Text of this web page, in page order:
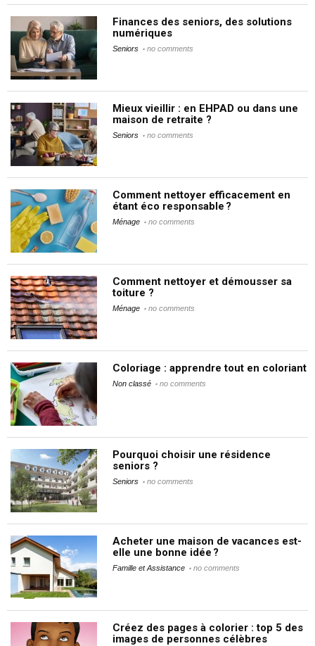
Finances des seniors, des solutions
numériques
Seniors no comments
Mieux vieillir : en EHPAD ou dans une
maison de retraite ?
Seniors no comments
Comment nettoyer efficacement en
étant éco responsable ?
Ménage no comments
Comment nettoyer et démousser sa
toiture ?
Ménage no comments
Coloriage : apprendre tout en coloriant
Non classé no comments
Pourquoi choisir une résidence
seniors ?
Seniors no comments
Acheter une maison de vacances est-
elle une bonne idée ?
Famille et Assistance no comments
Créez des pages à colorier : top 5 des
images de personnes célèbres